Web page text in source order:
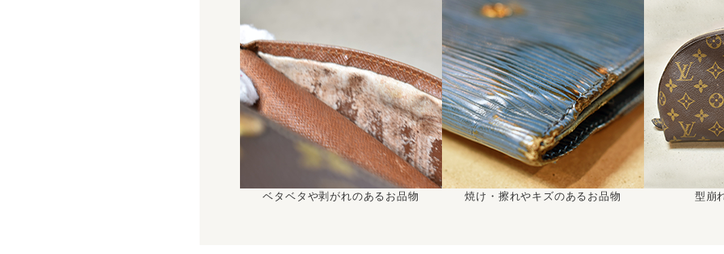
ベタベタや剥がれのあるお品物 焼け・擦れやキズのあるお品物 型崩